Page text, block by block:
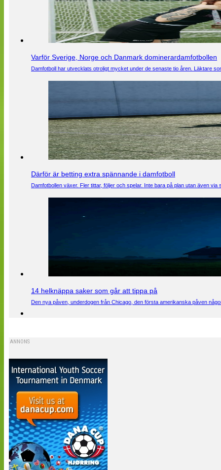
Varför Sverige, Norge och Danmark dominerardamfotbollen
Damfotboll har utvecklats otroligt mycket under de senaste tio åren. Läktare
Därför är betting extra spännande i damfotboll
Damfotbollen växer. Fler tittar, följer och spelar. Inte bara på plan utan även
14 helknäppa saker som går att tippa på
Den nya påven, underdogen från Chicago, den första amerikanska påven
ANNONS